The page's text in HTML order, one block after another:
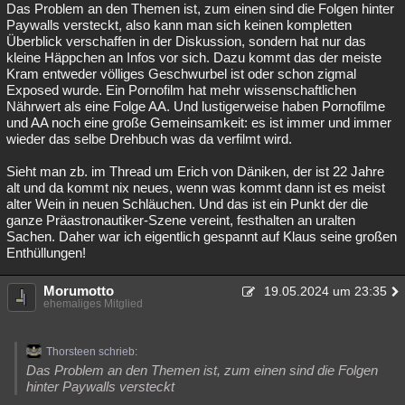
Das Problem an den Themen ist, zum einen sind die Folgen hinter
Paywalls versteckt, also kann man sich keinen kompletten
Überblick verschaffen in der Diskussion, sondern hat nur das
kleine Häppchen an Infos vor sich. Dazu kommt das der meiste
Kram entweder völliges Geschwurbel ist oder schon zigmal
Exposed wurde. Ein Pornofilm hat mehr wissenschaftlichen
Nährwert als eine Folge AA. Und lustigerweise haben Pornofilme
und AA noch eine große Gemeinsamkeit: es ist immer und immer
wieder das selbe Drehbuch was da verfilmt wird.
Sieht man zb. im Thread um Erich von Däniken, der ist 22 Jahre
alt und da kommt nix neues, wenn was kommt dann ist es meist
alter Wein in neuen Schläuchen. Und das ist ein Punkt der die
ganze Präastronautiker-Szene vereint, festhalten an uralten
Sachen. Daher war ich eigentlich gespannt auf Klaus seine großen
Enthüllungen!
Morumotto 19.05.2024 um 23:35
ehemaliges Mitglied
Thorsteen schrieb:
Das Problem an den Themen ist, zum einen sind die Folgen
hinter Paywalls versteckt